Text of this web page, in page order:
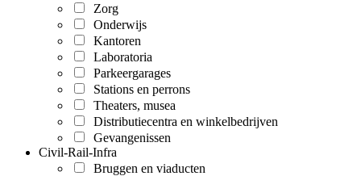
Zorg
Onderwijs
Kantoren
Laboratoria
Parkeergarages
Stations en perrons
Theaters, musea
Distributiecentra en winkelbedrijven
Gevangenissen
Civil-Rail-Infra
Bruggen en viaducten